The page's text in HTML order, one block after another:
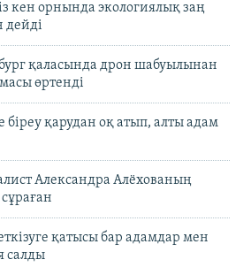
кен орнында экологиялық заң
дейді
қаласында дрон шабуылынан
өртенді
біреу қарудан оқ атып, алты адам
Александра Алёхованың
қатысы бар адамдар мен
салды